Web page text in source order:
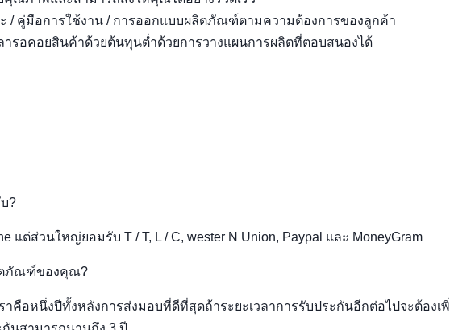
/ คู่มือการใช้งาน / การออกแบบผลิตภัณฑ์ตามความต้องการของลูกค้า
ลารอคอยสินค้าด้วยต้นทุนต่ำด้วยการวางแผนการผลิตที่ตอบสนองได้
?
แต่ส่วนใหญ่ยอมรับ T / T, L / C, wester N Union, Paypal และ MoneyGram
ตภัณฑ์ของคุณ?
คือหนึ่งปีทั้งหลังการส่งมอบที่ดีที่สุดถ้าระยะเวลาการรับประกันอีกต่อไปจะต้องเ